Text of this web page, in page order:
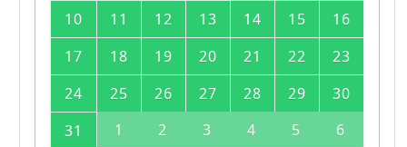
10
11 12 13 14 15
16
17
18 19 20 21 22
23
24
25 26 27 28 29
30
31
1 2 3 4 5 6